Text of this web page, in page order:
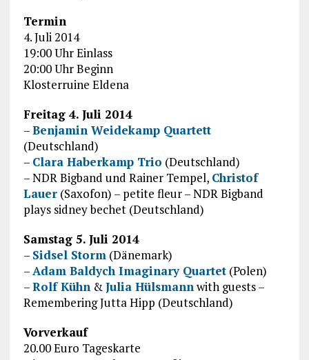
Termin
4. Juli 2014
19:00 Uhr Einlass
20:00 Uhr Beginn
Klosterruine Eldena
Freitag 4. Juli 2014
–Benjamin Weidekamp Quartett
(Deutschland)
– Clara Haberkamp Trio (Deutschland)
– NDR Bigband und Rainer Tempel, Christof
Lauer(Saxofon) – petite fleur – NDR Bigband
plays sidney bechet (Deutschland)
Samstag 5. Juli 2014
– Sidsel Storm (Dänemark)
– Adam Baldych Imaginary Quartet(Polen)
–Rolf Kühn & Julia Hülsmann with guests –
Remembering Jutta Hipp (Deutschland)
Vorverkauf
20.00 Euro Tageskarte